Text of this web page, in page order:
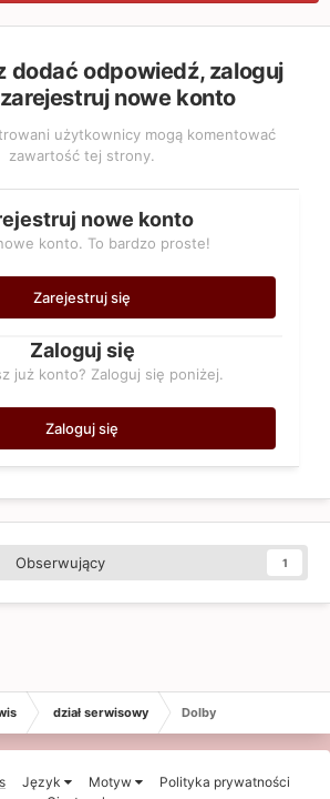
dodać odpowiedź, zaloguj
nowe konto
użytkownicy mogą komentować
zawartość tej strony.
nowe konto
konto. To bardzo proste!
Zarejestruj się
Zaloguj się
już konto? Zaloguj się poniżej.
Zaloguj się
Obserwujący 1
dział serwisowy Dolby
Język Motyw
Polityka prywatności